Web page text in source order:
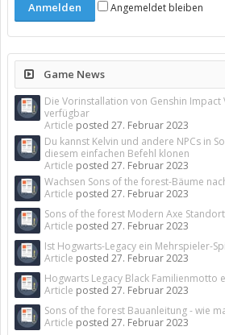
Angemeldet bleiben
Game News
Die Vorinstallation von Genshin Impact
verfügbar
Article posted 27. Februar 2023
Du kannst Kelvin und andere NPCs in
diesem einfachen Befehl klonen
Article posted 27. Februar 2023
Wachsen Sons of the forest-Bäume
Article posted 27. Februar 2023
Sons of the forest Modern Axe Standort
Article posted 27. Februar 2023
Ist Hogwarts-Legacy ein Mehrspieler-
Article posted 27. Februar 2023
Hogwarts Legacy Black Familienmotto
Article posted 27. Februar 2023
Sons of the forest Bauanleitung - wie
Article posted 27. Februar 2023